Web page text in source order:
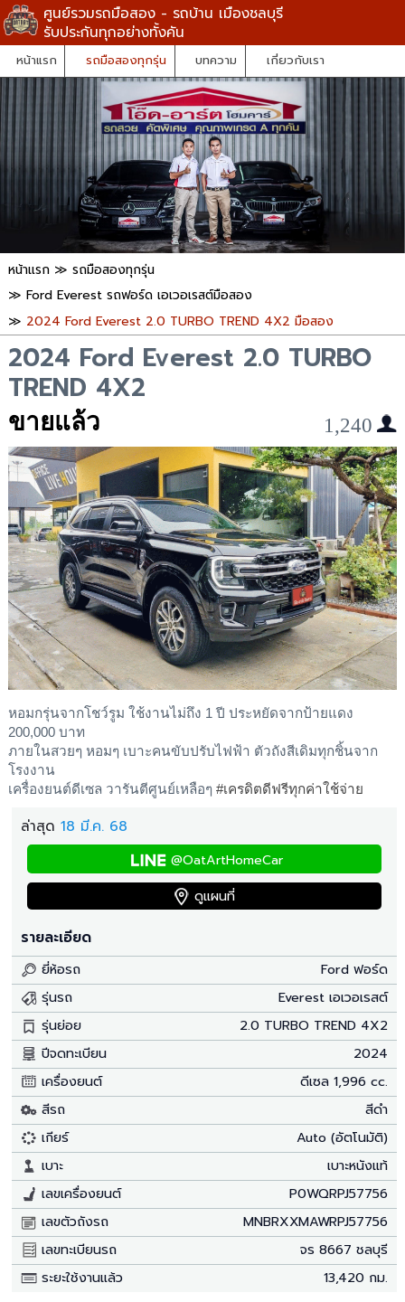
ศูนย์รวมรถมือสอง - รถบ้าน เมืองชลบุรี
รับประกันทุกอย่างทั้งคัน
หน้าแรก รถมือสองทุกรุ่น บทความ เกี่ยวกับเรา
หน้าแรก ≫ รถมือสองทุกรุ่น
≫ Ford Everest รถฟอร์ด เอเวอเรสต์มือสอง
≫ 2024 Ford Everest 2.0 TURBO TREND 4X2 มือสอง
2024 Ford Everest 2.0 TURBO
TREND 4X2
ขายแล้ว 1,240
หอมกรุ่นจากโชว์รูม ใช้งานไม่ถึง 1 ปี ประหยัดจากป้ายแดง
200,000 บาท
ภายในสวยๆ หอมๆ เบาะคนขับปรับไฟฟ้า ตัวถังสีเดิมทุกชิ้นจาก
โรงงาน
เครื่องยนต์ดีเซล วารันตีศูนย์เหลือๆ #เครดิตดีฟรีทุกค่าใช้จ่าย
ล่าสุด 18 มี.ค. 68
@OatArtHomeCar
ดูแผนที่
รายละเอียด
ยี่ห้อรถ
Ford ฟอร์ด
รุ่นรถ
Everest เอเวอเรสต์
รุ่นย่อย
2.0 TURBO TREND 4X2
ปีจดทะเบียน
2024
เครื่องยนต์
ดีเซล 1,996 cc.
สีรถ
สีดำ
เกียร์
Auto (อัตโนมัติ)
เบาะ
เบาะหนังแท้
เลขเครื่องยนต์
P0WQRPJ57756
เลขตัวถังรถ
MNBRXXMAWRPJ57756
เลขทะเบียนรถ
จร 8667 ชลบุรี
ระยะใช้งานแล้ว
13,420 กม.